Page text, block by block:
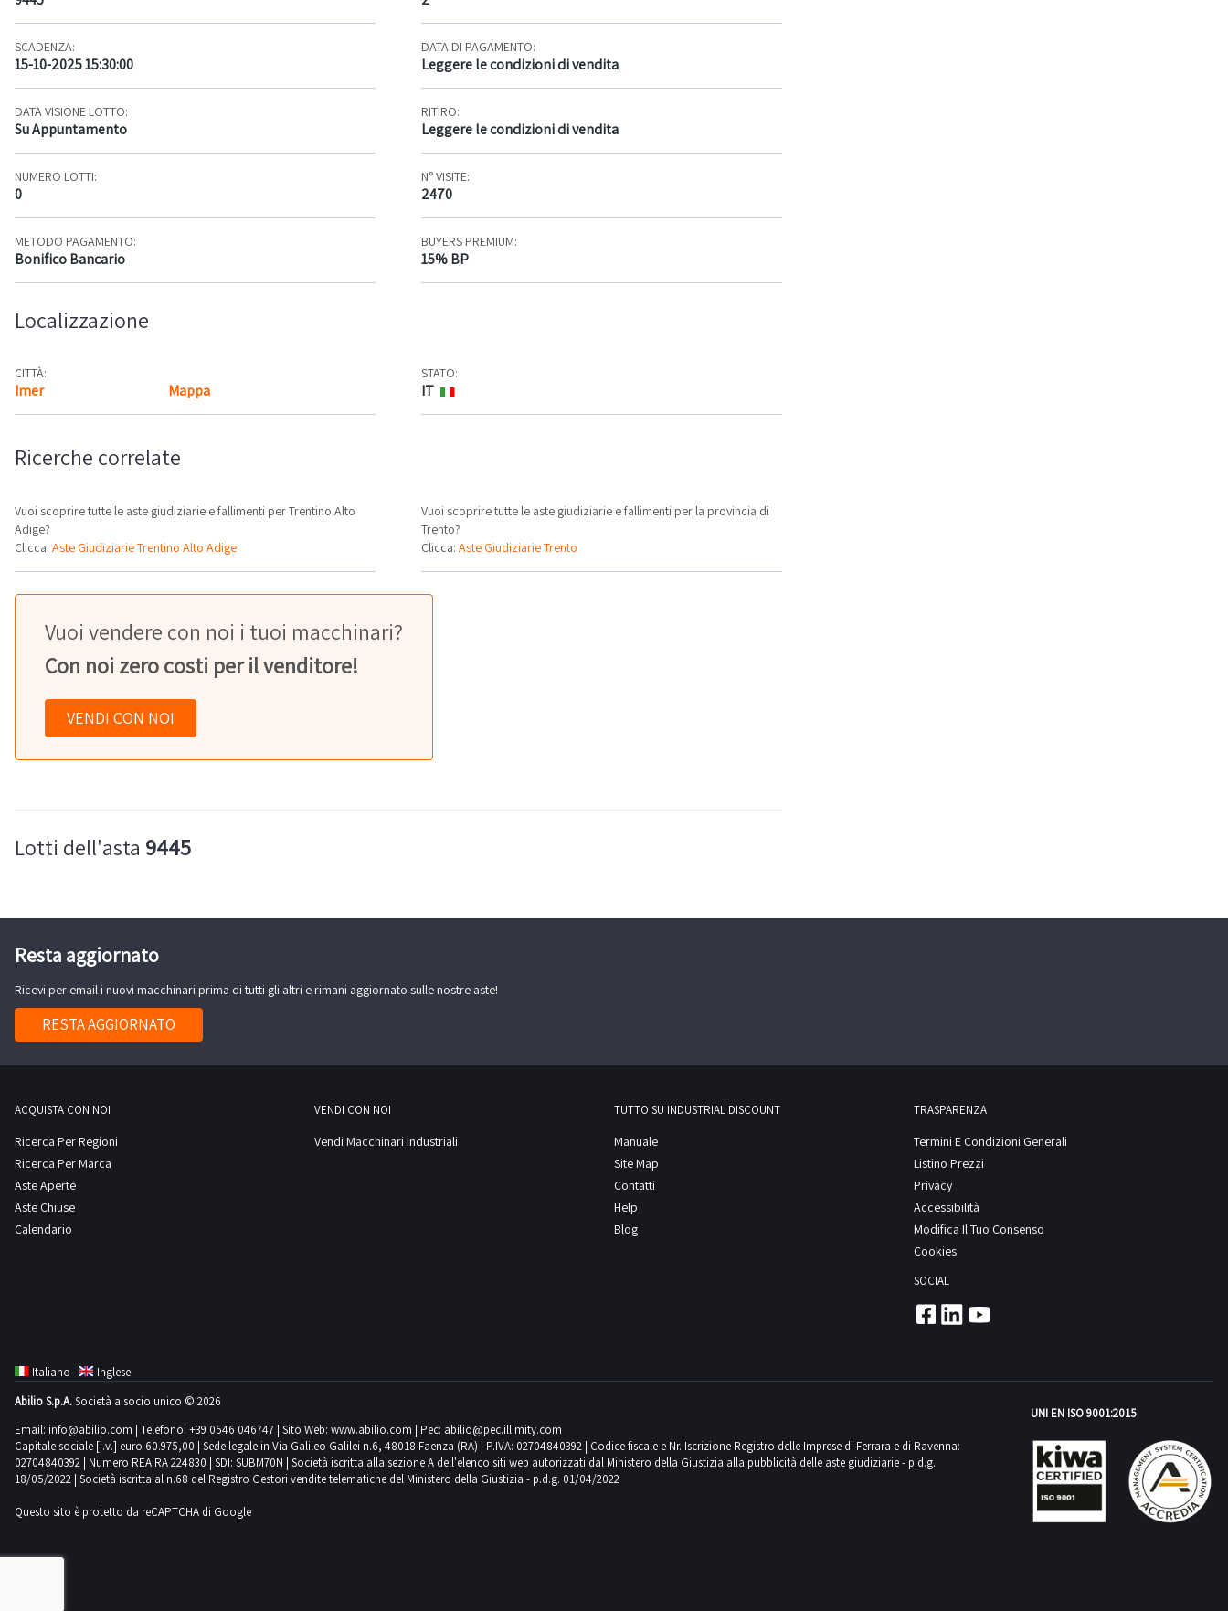
SCADENZA:
15-10-2025 15:30:00
DATA DI PAGAMENTO:
Leggere le condizioni di vendita
DATA VISIONE LOTTO:
Su Appuntamento
RITIRO:
Leggere le condizioni di vendita
NUMERO LOTTI:
0
N° VISITE:
2470
METODO PAGAMENTO:
Bonifico Bancario
BUYERS PREMIUM:
15% BP
Localizzazione
CITTÀ:
Imer Mappa
STATO:
IT
Ricerche correlate
Vuoi scoprire tutte le aste giudiziarie e fallimenti per Trentino Alto
Adige?
Clicca: Aste Giudiziarie Trentino Alto Adige
Vuoi scoprire tutte le aste giudiziarie e fallimenti per la provincia di
Trento?
Clicca:Aste Giudiziarie Trento
Vuoi vendere con noi i tuoi macchinari?
Con noi zero costi per il venditore!
VENDI CON NOI
Lotti dell'asta 9445
Resta aggiornato
Ricevi per email i nuovi macchinari prima di tutti gli altri e rimani aggiornato sulle nostre aste!
RESTA AGGIORNATO
ACQUISTA CON NOI
Ricerca Per Regioni
Ricerca Per Marca
Aste Aperte
Aste Chiuse
Calendario
VENDI CON NOI
Vendi Macchinari Industriali
TUTTO SU INDUSTRIAL DISCOUNT
Manuale
Site Map
Contatti
Help
Blog
TRASPARENZA
Termini E Condizioni Generali
Listino Prezzi
Privacy
Accessibilità
Modifica Il Tuo Consenso
Cookies
SOCIAL
Italiano
Inglese
Abilio S.p.A.Società a socio unico © 2026
Email: info@abilio.com | Telefono: +39 0546 046747 | Sito Web: www.abilio.com | Pec: abilio@pec.illimity.com
Capitale sociale [i.v.] euro 60.975,00 | Sede legale in Via Galileo Galilei n.6, 48018 Faenza (RA) | P.IVA: 02704840392 | Codice fiscale e Nr. Iscrizione Registro delle Imprese di Ferrara e di Ravenna:
02704840392 | Numero REA RA 224830 | SDI: SUBM70N | Società iscritta alla sezione A dell'elenco siti web autorizzati dal Ministero della Giustizia alla pubblicità delle aste giudiziarie - p.d.g.
18/05/2022 | Società iscritta al n.68 del Registro Gestori vendite telematiche del Ministero della Giustizia - p.d.g. 01/04/2022
Questo sito è protetto da reCAPTCHA di Google
UNI EN ISO 9001:2015